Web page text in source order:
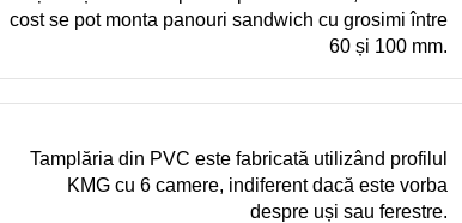
cost se pot monta panouri sandwich cu grosimi între
60 și 100 mm.
Tamplăria din PVC este fabricată utilizând profilul
KMG cu 6 camere, indiferent dacă este vorba
despre uși sau ferestre.